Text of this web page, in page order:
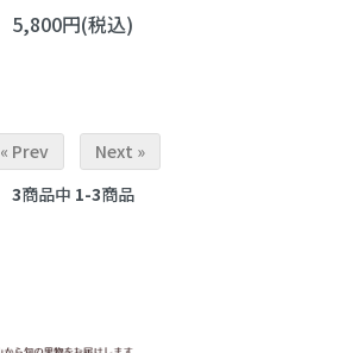
5,800円(税込)
« Prev
Next »
3商品中 1-3商品